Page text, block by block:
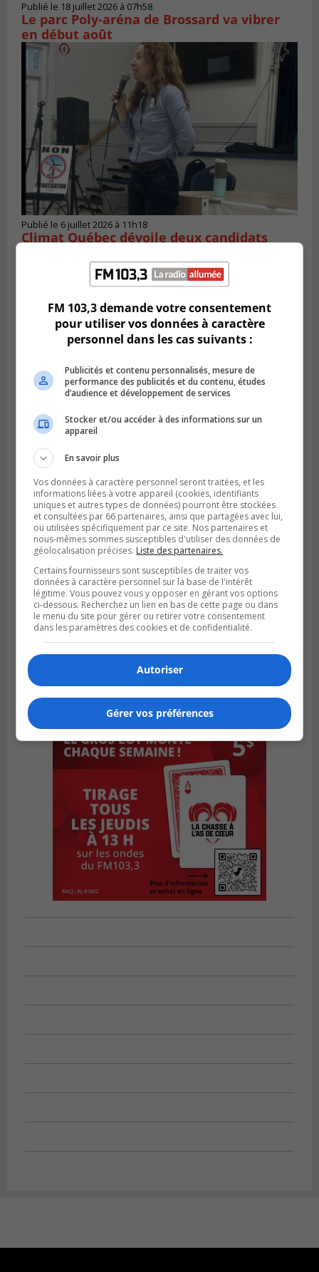
Publié le 18 juillet 2026 à 07h58
Le parc Poly-aréna de Brossard va vibrer
en début août
Publié le 6 juillet 2026 à 11h18
Climat Québec dévoile deux candidats
Longueuil conclue un contrat pour
valoriser des cendres d’incinération
FM 103,3 demande votre consentement
pour utiliser vos données à caractère
personnel dans les cas suivants :
Publicités et contenu personnalisés, mesure de
performance des publicités et du contenu, études
d’audience et développement de services
Stocker et/ou accéder à des informations sur un
appareil
En savoir plus
Vos données à caractère personnel seront traitées, et les
informations liées à votre appareil (cookies, identifiants
uniques et autres types de données) pourront être stockées
et consultées par 66 partenaires, ainsi que partagées avec lui,
ou utilisées spécifiquement par ce site. Nos partenaires et
nous-mêmes sommes susceptibles d'utiliser des données de
géolocalisation précises. Liste des partenaires.
Certains fournisseurs sont susceptibles de traiter vos
données à caractère personnel sur la base de l'intérêt
légitime. Vous pouvez vous y opposer en gérant vos options
ci-dessous. Recherchez un lien en bas de cette page ou dans
le menu du site pour gérer ou retirer votre consentement
dans les paramètres des cookies et de confidentialité.
Autoriser
Gérer vos préférences